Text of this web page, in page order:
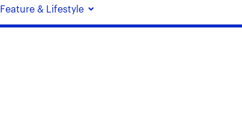
Feature & Lifestyle